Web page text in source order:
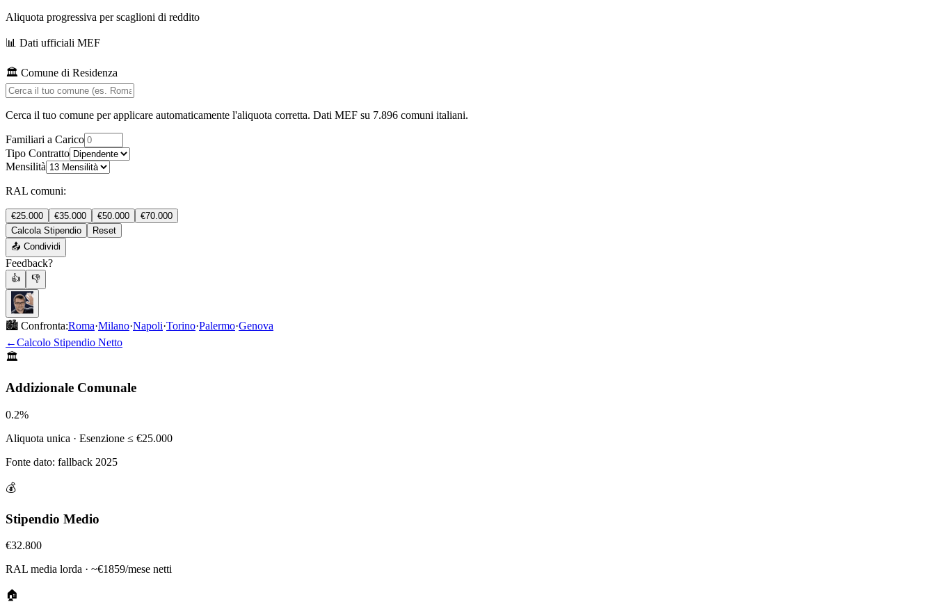
Aliquota progressiva per scaglioni di reddito
📊 Dati ufficiali MEF
🏛️ Comune di Residenza
Cerca il tuo comune per applicare automaticamente l'aliquota corretta. Dati MEF su 7.896 comuni italiani.
Familiari a Carico
Tipo Contratto
Mensilità
RAL comuni:
€25.000 €35.000 €50.000
€70.000
Calcola Stipendio
Reset
📤 Condividi
Feedback?
👍 👎
🏙️ Confronta:Roma·Milano·Napoli·Torino·Palermo·Genova
←Calcolo Stipendio Netto
🏛️
Addizionale Comunale
0.2%
Aliquota unica · Esenzione ≤ €25.000
Fonte dato: fallback 2025
💰
Stipendio Medio
€32.800
RAL media lorda · ~€1859/mese netti
🏠